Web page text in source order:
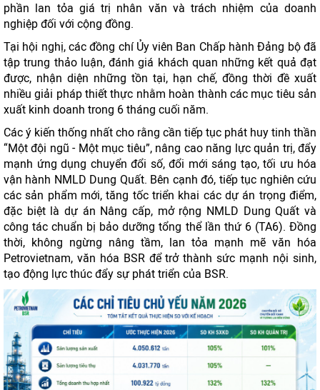
phần lan tỏa giá trị nhân văn và trách nhiệm của doanh
nghiệp đối với cộng đồng.
Tại hội nghị, các đồng chí Ủy viên Ban Chấp hành Đảng bộ đã
tập trung thảo luận, đánh giá khách quan những kết quả đạt
được, nhận diện những tồn tại, hạn chế, đồng thời đề xuất
nhiều giải pháp thiết thực nhằm hoàn thành các mục tiêu sản
xuất kinh doanh trong 6 tháng cuối năm.
Các ý kiến thống nhất cho rằng cần tiếp tục phát huy tinh thần
“Một đội ngũ - Một mục tiêu”, nâng cao năng lực quản trị, đẩy
mạnh ứng dụng chuyển đổi số, đổi mới sáng tạo, tối ưu hóa
vận hành NMLD Dung Quất. Bên cạnh đó, tiếp tục nghiên cứu
các sản phẩm mới, tăng tốc triển khai các dự án trọng điểm,
đặc biệt là dự án Nâng cấp, mở rộng NMLD Dung Quất và
công tác chuẩn bị bảo dưỡng tổng thể lần thứ 6 (TA6). Đồng
thời, không ngừng nâng tầm, lan tỏa mạnh mẽ văn hóa
Petrovietnam, văn hóa BSR để trở thành sức mạnh nội sinh,
tạo động lực thúc đẩy sự phát triển của BSR.